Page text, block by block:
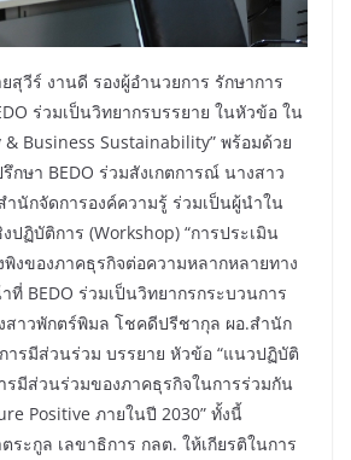
สุวีร์ งานดี รองผู้อำนวยการ รักษาการ
ร่วมเป็นวิทยากรบรรยาย ในหัวข้อ ใน
Business Sustainability” พร้อมด้วย
กษา BEDO ร่วมสังเกตการณ์ นางสาว
นักจัดการองค์ความรู้ ร่วมเป็นผู้นำใน
ปฏิบัติการ (Workshop) “การประเมิน
งของภาคธุรกิจต่อความหลากหลายทาง
ที่ BEDO ร่วมเป็นวิทยากรกระบวนการ
สาวพักตร์พิมล โชคดีปรีชากุล ผอ.สำนัก
ารมีส่วนร่วม บรรยาย หัวข้อ “แนวปฏิบัติ
ารมีส่วนร่วมของภาคธุรกิจในการร่วมกัน
Positive ภายในปี 2030” ทั้งนี้
ระกูล เลขาธิการ กลต. ให้เกียรติในการ